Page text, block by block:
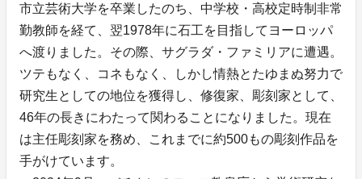
市立芸術大学を卒業したのち、中学校・高校定時制非常
勤教師を経て、翌1978年に石工を目指してヨーロッパ
へ渡りました。その際、サグラダ・ファミリアに遭遇。
ツテもなく、コネもなく、しかし情熱とたゆまぬ努力で
研究生としての地位を獲得し、修復家、彫刻家として、
46年の長きにわたって関わることになりました。現在
は主任彫刻家を務め、これまでに約500もの彫刻作品を
手がけています。